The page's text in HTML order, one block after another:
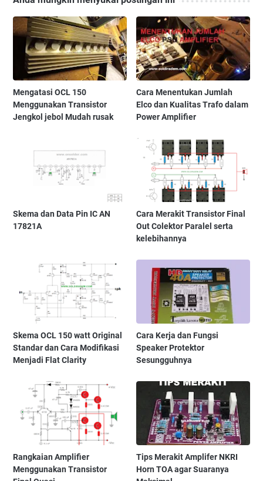
Mengatasi OCL 150
Menggunakan Transistor
Jengkol jebol Mudah rusak
Cara Menentukan Jumlah
Elco dan Kualitas Trafo dalam
Power Amplifier
Skema dan Data Pin IC AN
17821A
Cara Merakit Transistor Final
Out Colektor Paralel serta
kelebihannya
Skema OCL 150 watt Original
Standar dan Cara Modifikasi
Menjadi Flat Clarity
Cara Kerja dan Fungsi
Speaker Protektor
Sesungguhnya
Rangkaian Amplifier
Menggunakan Transistor
Tips Merakit Amplifer NKRI
Horn TOA agar Suaranya